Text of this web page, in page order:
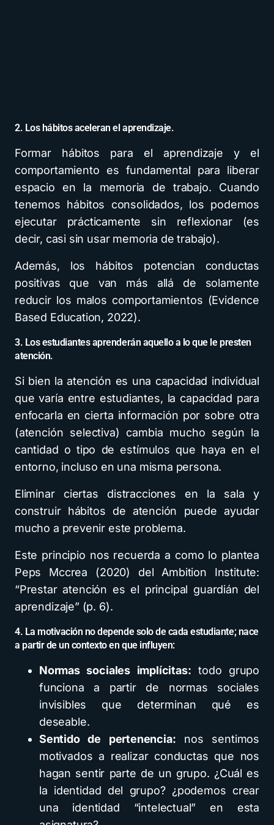
2. Los hábitos aceleran el aprendizaje.
Formar hábitos para el aprendizaje y el
comportamiento es fundamental para liberar
espacio en la memoria de trabajo. Cuando
tenemos hábitos consolidados, los podemos
ejecutar prácticamente sin reflexionar (es
decir, casi sin usar memoria de trabajo).
Además, los hábitos potencian conductas
positivas que van más allá de solamente
reducir los malos comportamientos (Evidence
Based Education, 2022).
3. Los estudiantes aprenderán aquello a lo que le presten
atención.
Si bien la atención es una capacidad individual
que varía entre estudiantes, la capacidad para
enfocarla en cierta información por sobre otra
(atención selectiva) cambia mucho según la
cantidad o tipo de estímulos que haya en el
entorno, incluso en una misma persona.
Eliminar ciertas distracciones en la sala y
construir hábitos de atención puede ayudar
mucho a prevenir este problema.
Este principio nos recuerda a como lo plantea
Peps Mccrea (2020) del Ambition Institute:
“Prestar atención es el principal guardián del
aprendizaje” (p. 6).
4. La motivación no depende solo de cada estudiante; nace
a partir de un contexto en que influyen:
Normas sociales implícitas: todo grupo
funciona a partir de normas sociales
invisibles que determinan qué es
deseable.
Sentido de pertenencia: nos sentimos
motivados a realizar conductas que nos
hagan sentir parte de un grupo. ¿Cuál es
la identidad del grupo? ¿podemos crear
una identidad “intelectual” en esta